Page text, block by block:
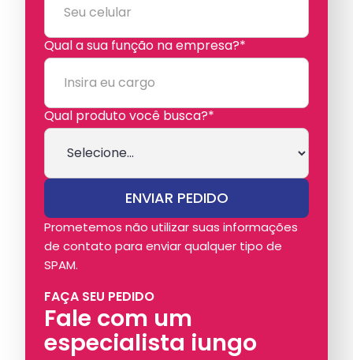
FAÇA SEU PEDIDO
Fale com um
especialista iungo
Qual a sua função na empresa?*
Qual produto você busca?*
Prometemos não utilizar suas informações
de contato para enviar qualquer tipo de
SPAM.